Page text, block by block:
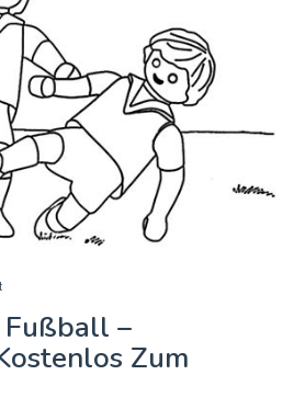
–
Zum